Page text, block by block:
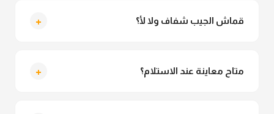
قماش الجيب شفاف ولا لأ؟ +
متاح معاينة عند الاستلام؟ +